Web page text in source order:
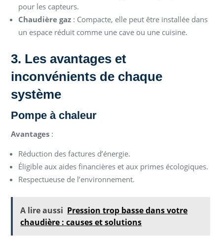
pour les capteurs.
Chaudière gaz : Compacte, elle peut être installée dans
un espace réduit comme une cave ou une cuisine.
3. Les avantages et
inconvénients de chaque
système
Pompe à chaleur
Avantages :
Réduction des factures d’énergie.
Éligible aux aides financières et aux primes écologiques.
Respectueuse de l’environnement.
A lire aussi Pression trop basse dans votre
chaudière : causes et solutions